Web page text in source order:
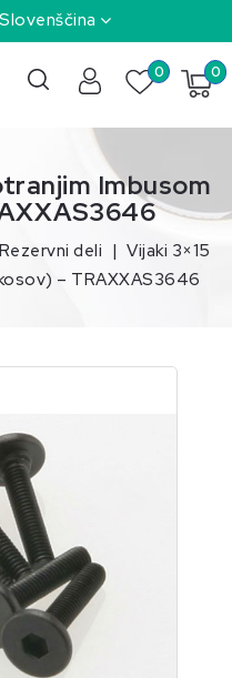
0
0
Imbusom
deli
Vijaki 3×15
– TRAXXAS3646